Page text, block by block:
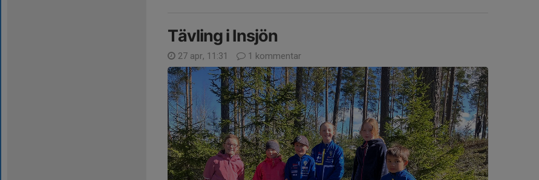
Tävling i Insjön
27 apr, 11:31 1 kommentar